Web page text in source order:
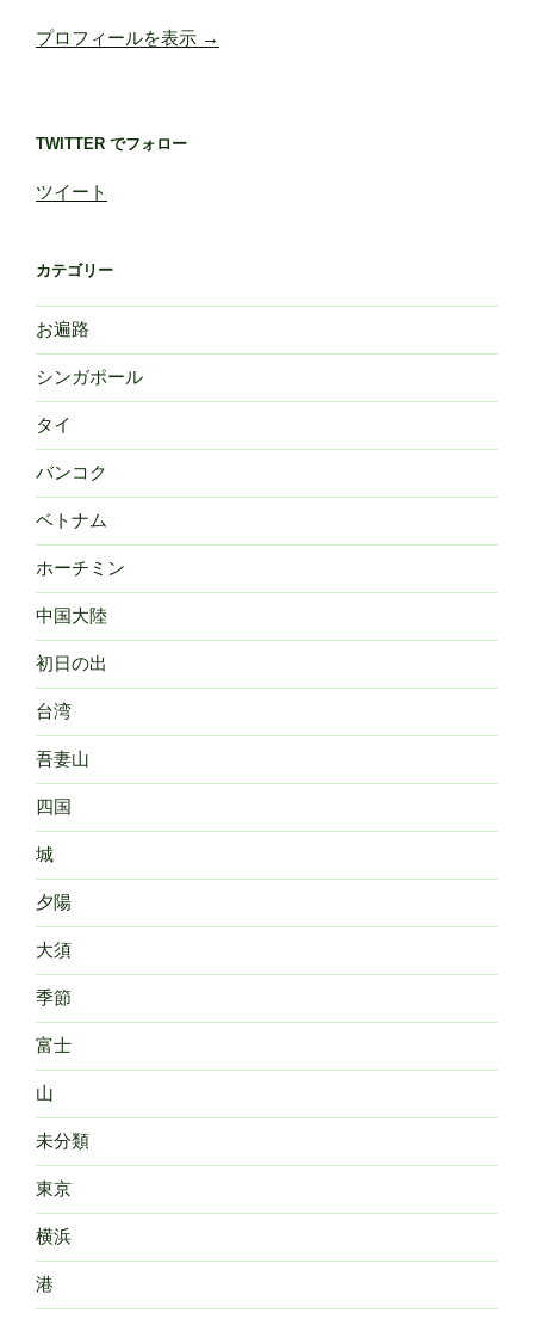
プロフィールを表示 →
TWITTER でフォロー
ツイート
カテゴリー
お遍路
シンガポール
タイ
バンコク
ベトナム
ホーチミン
中国大陸
初日の出
台湾
吾妻山
四国
城
夕陽
大須
季節
富士
山
未分類
東京
横浜
港